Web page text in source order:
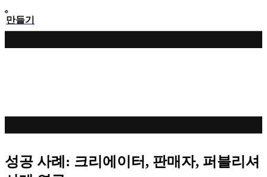
만들기
성공 사례: 크리에이터, 판매자, 퍼블리셔